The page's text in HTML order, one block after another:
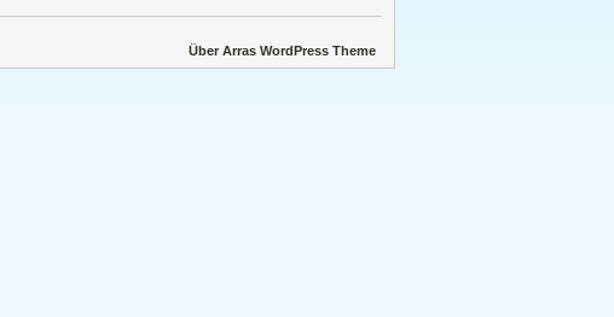
Über Arras WordPress Theme